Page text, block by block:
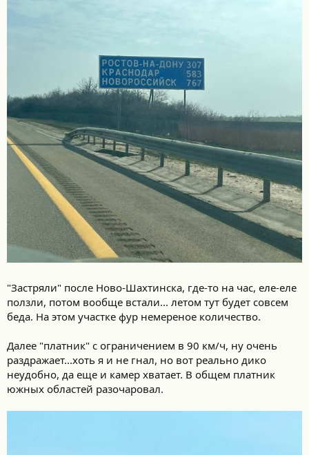
"Застряли" после Ново-Шахтинска, где-то на час, еле-еле
ползли, потом вообще встали... летом тут будет совсем
беда. На этом участке фур немереное количество.
Далее "платник" с ограничением в 90 км/ч, ну очень
раздражает...хоть я и не гнал, но вот реально дико
неудобно, да еще и камер хватает. В общем платник
южных областей разочаровал.